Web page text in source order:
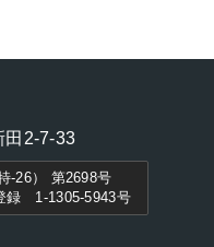
田2-7-33
-26） 第2698号
録 1-1305-5943号